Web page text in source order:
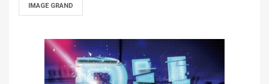
IMAGE GRAND